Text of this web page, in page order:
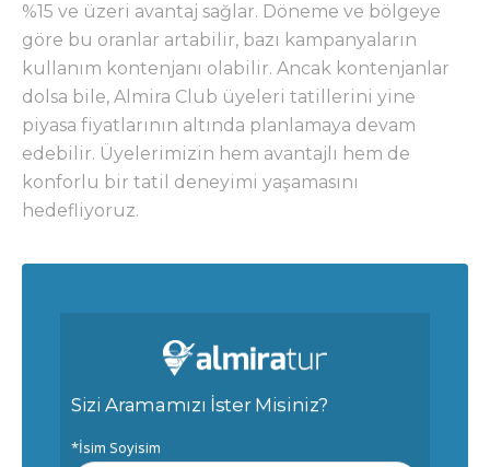
%15 ve üzeri avantaj sağlar. Döneme ve bölgeye
göre bu oranlar artabilir, bazı kampanyaların
kullanım kontenjanı olabilir. Ancak kontenjanlar
dolsa bile, Almira Club üyeleri tatillerini yine
piyasa fiyatlarının altında planlamaya devam
edebilir. Üyelerimizin hem avantajlı hem de
konforlu bir tatil deneyimi yaşamasını
hedefliyoruz.
Sizi Aramamızı İster Misiniz?
*İsim Soyisim